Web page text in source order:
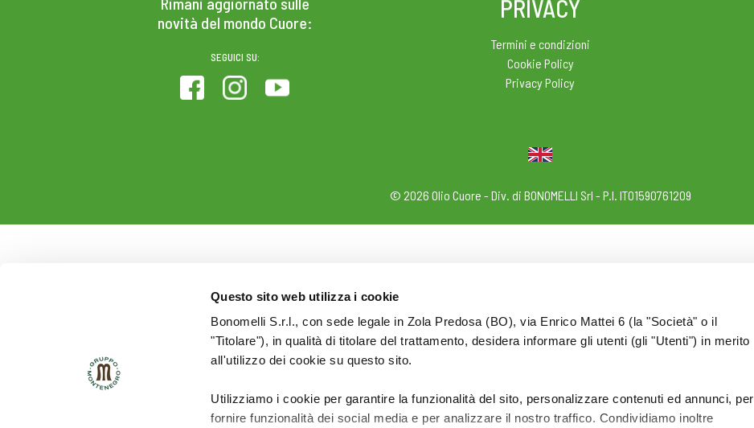
Questo sito web utilizza i cookie
Bonomelli S.r.l., con sede legale in Zola Predosa (BO), via Enrico Mattei 6 (la "Società" o il
"Titolare"), in qualità di titolare del trattamento, desidera informare gli utenti (gli "Utenti") in merito
all'utilizzo dei cookie su questo sito.
Utilizziamo i cookie per garantire la funzionalità del sito, personalizzare contenuti ed annunci, per
fornire funzionalità dei social media e per analizzare il nostro traffico. Condividiamo inoltre
novità del mondo Cuore:
SEGUICI SU:
PRIVACY
Termini e condizioni
Cookie Policy
Privacy Policy
© 2026 Olio Cuore - Div. di BONOMELLI Srl - P.I. IT01590761209